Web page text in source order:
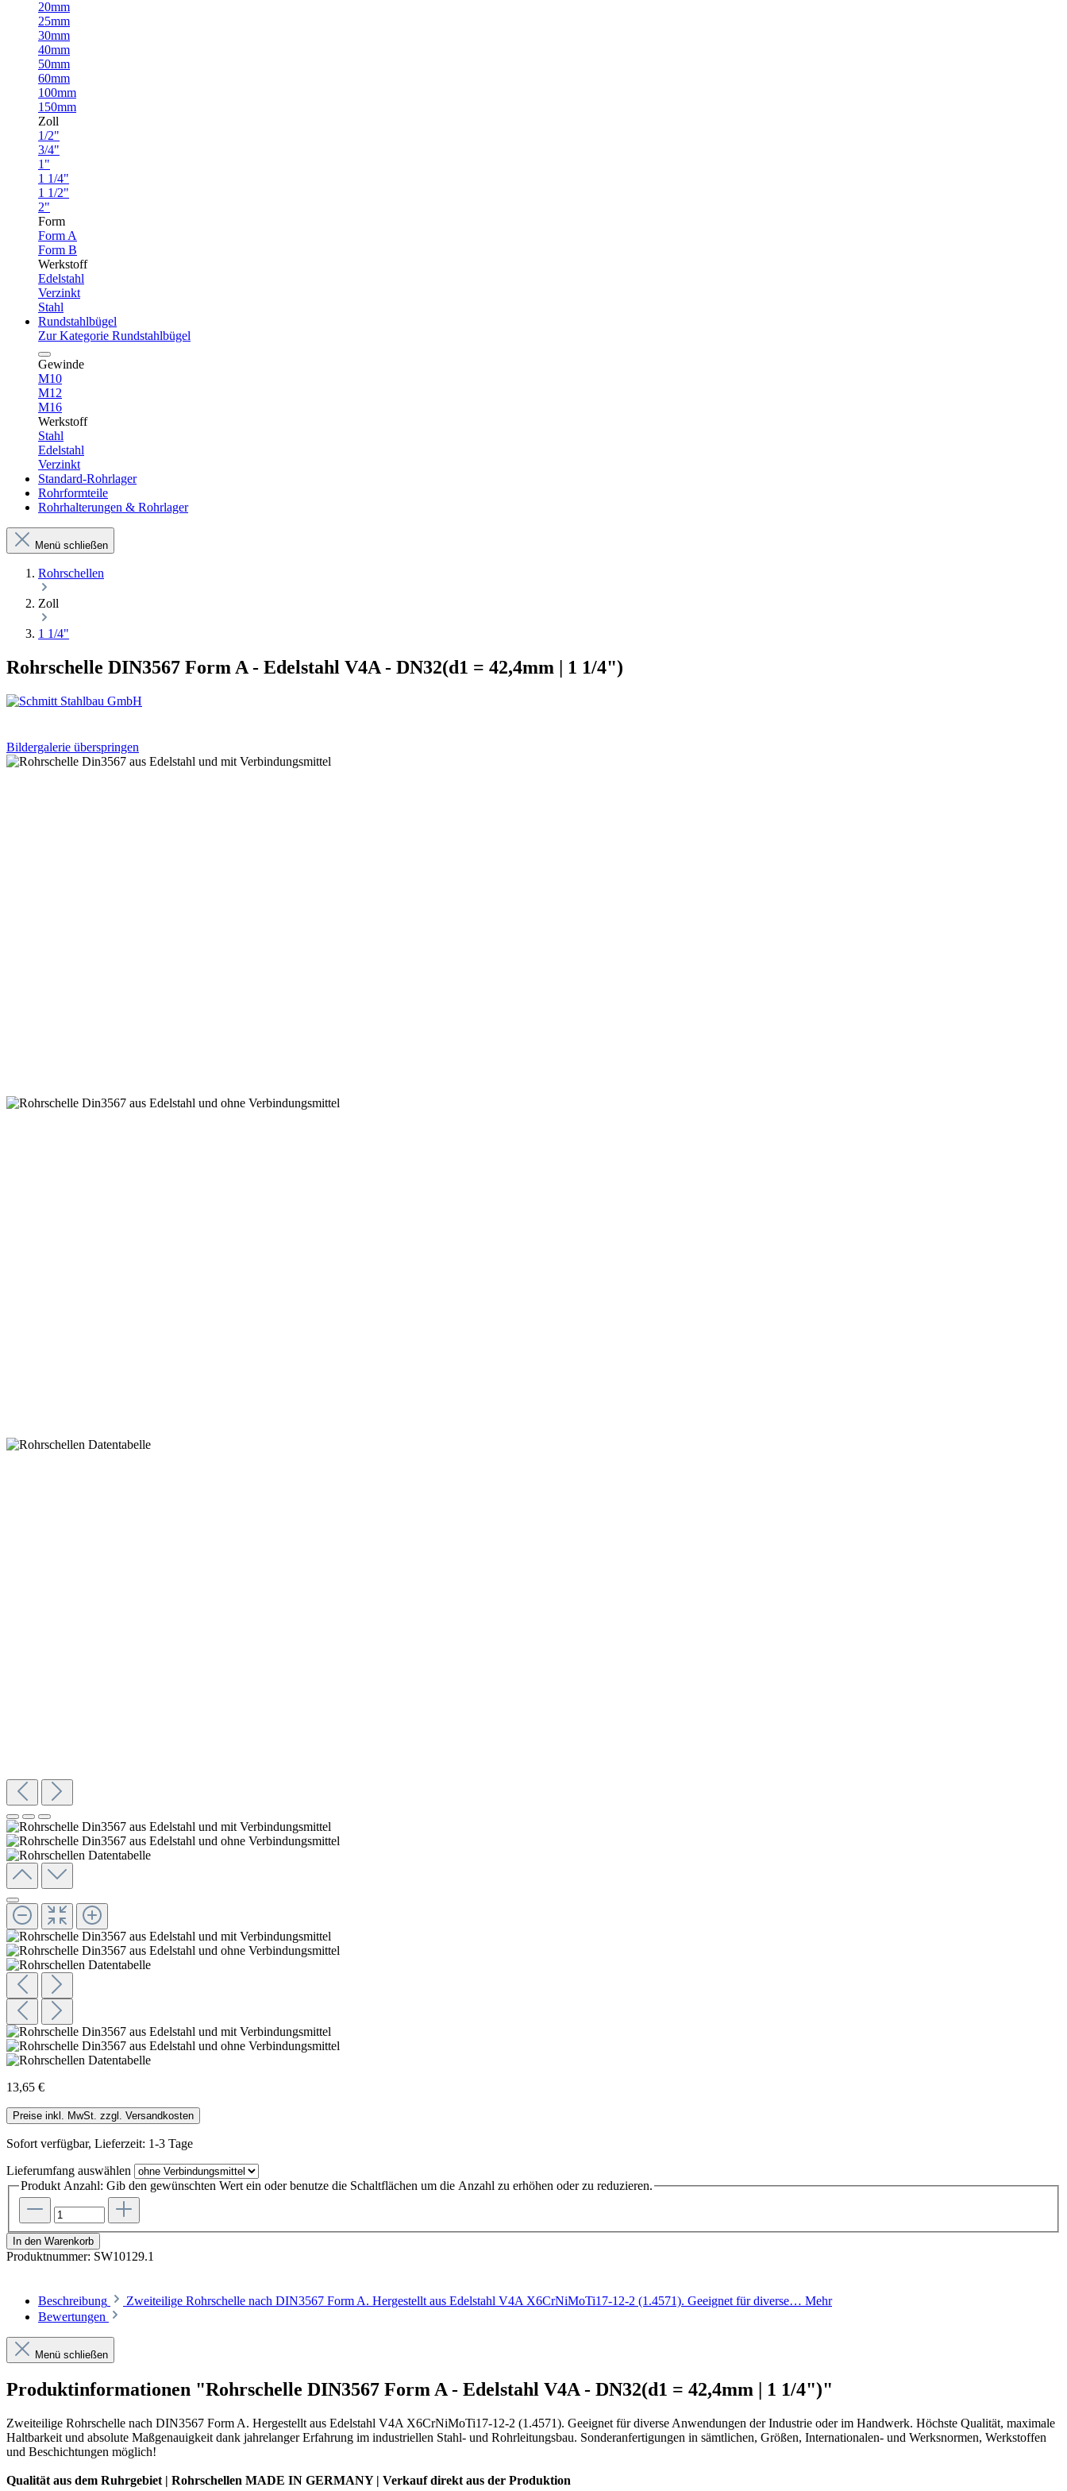
20mm
25mm
30mm
40mm
50mm
60mm
100mm
150mm
Zoll
1/2"
3/4"
1"
1 1/4"
1 1/2"
2"
Form
Form A
Form B
Werkstoff
Edelstahl
Verzinkt
Stahl
Rundstahlbügel
Zur Kategorie Rundstahlbügel
Gewinde
M10
M12
M16
Werkstoff
Stahl
Edelstahl
Verzinkt
Standard-Rohrlager
Rohrformteile
Rohrhalterungen & Rohrlager
Menü schließen
Rohrschellen
Zoll
1 1/4"
Rohrschelle DIN3567 Form A - Edelstahl V4A - DN32(d1 = 42,4mm | 1 1/4")
Bildergalerie überspringen
13,65 €
Preise inkl. MwSt. zzgl. Versandkosten
Sofort verfügbar, Lieferzeit: 1-3 Tage
Lieferumfang auswählen
Produkt Anzahl: Gib den gewünschten Wert ein oder benutze die Schaltflächen um die Anzahl zu erhöhen oder zu reduzieren.
In den Warenkorb
Produktnummer: SW10129.1
Beschreibung Zweiteilige Rohrschelle nach DIN3567 Form A. Hergestellt aus Edelstahl V4A X6CrNiMoTi17-12-2 (1.4571). Geeignet für diverse… Mehr
Bewertungen
Menü schließen
Produktinformationen "Rohrschelle DIN3567 Form A - Edelstahl V4A - DN32(d1 = 42,4mm | 1 1/4")"
Zweiteilige Rohrschelle nach DIN3567 Form A. Hergestellt aus Edelstahl V4A X6CrNiMoTi17-12-2 (1.4571). Geeignet für diverse Anwendungen der Industrie oder im Handwerk. Höchste Qualität, maximale
Haltbarkeit und absolute Maßgenauigkeit dank jahrelanger Erfahrung im industriellen Stahl- und Rohrleitungsbau. Sonderanfertigungen in sämtlichen, Größen, Internationalen- und Werksnormen, Werkstoffen
und Beschichtungen möglich!
Qualität aus dem Ruhrgebiet | Rohrschellen MADE IN GERMANY | Verkauf direkt aus der Produktion